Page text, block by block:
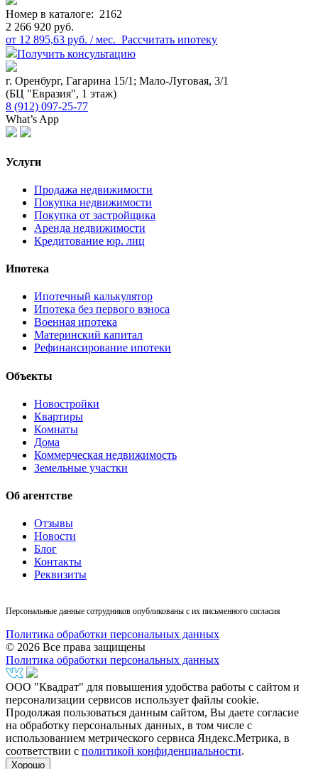
Номер в каталоге: 2162
2 266 920 руб.
от 12 895,63 руб. / мес. Рассчитать ипотеку
Получить консультацию
г. Оренбург, Гагарина 15/1; Мало-Луговая, 3/1
(БЦ "Евразия", 1 этаж)
8 (912) 097-25-77
What’s App
Услуги
Продажа недвижимости
Покупка недвижимости
Покупка от застройщика
Аренда недвижимости
Кредитование юр. лиц
Ипотека
Ипотечный калькулятор
Ипотека без первого взноса
Военная ипотека
Материнский капитал
Рефинансирование ипотеки
Объекты
Новостройки
Квартиры
Комнаты
Дома
Коммерческая недвижимость
Земельные участки
Об агентстве
Отзывы
Новости
Блог
Контакты
Реквизиты
Персональные данные сотрудников опубликованы с их письменного согласия
Политика обработки персональных данных
© 2026 Все права защищены
Политика обработки персональных данных
ООО "Квадрат" для повышения удобства работы с сайтом и
персонализации сервисов использует файлы cookie.
Продолжая пользоваться данным сайтом, Вы даете согласие
на обработку персональных данных, в том числе с
использованием метрического сервиса Яндекс.Метрика, в
соответствии с политикой конфиденциальности.
Хорошо